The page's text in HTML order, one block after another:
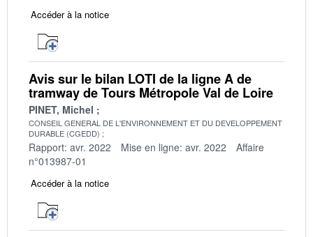
Accéder à la notice
Avis sur le bilan LOTI de la ligne A de
tramway de Tours Métropole Val de Loire
PINET, Michel
CONSEIL GENERAL DE L'ENVIRONNEMENT ET DU DEVELOPPEMENT
DURABLE (CGEDD)
Rapport: avr. 2022 Mise en ligne: avr. 2022
Affaire
n°013987-01
Accéder à la notice